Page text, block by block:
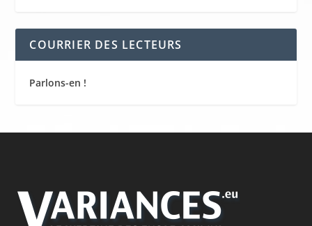
COURRIER DES LECTEURS
Parlons-en !